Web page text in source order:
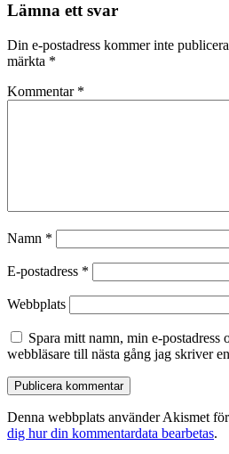
Lämna ett svar
Din e-postadress kommer inte
märkta *
Kommentar *
Namn *
E-postadress *
Webbplats
Spara mitt namn, min e-postadress
webbläsare till nästa gång jag skriver
Denna webbplats använder Akismet
dig hur din kommentardata bearbetas.